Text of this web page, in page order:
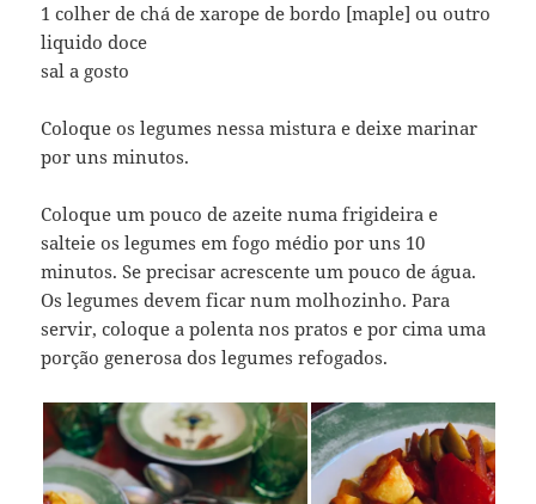
1 colher de chá de xarope de bordo [maple] ou outro
liquido doce
sal a gosto
Coloque os legumes nessa mistura e deixe marinar
por uns minutos.
Coloque um pouco de azeite numa frigideira e
salteie os legumes em fogo médio por uns 10
minutos. Se precisar acrescente um pouco de água.
Os legumes devem ficar num molhozinho. Para
servir, coloque a polenta nos pratos e por cima uma
porção generosa dos legumes refogados.